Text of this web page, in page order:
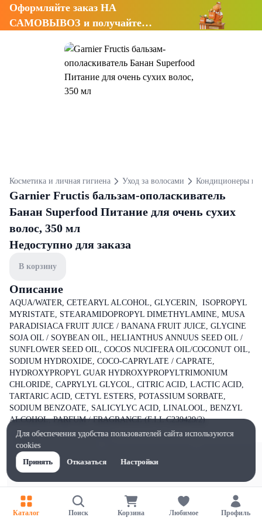
Оформляйте заказ НА
САМОВЫВОЗ и получайте
Косметика и личная гигиена Уход за волосами Кондиционеры и
Garnier Fructis бальзам-ополаскиватель
Банан Superfood Питание для очень сухих
волос, 350 мл
Недоступно для заказа
В корзину
Описание
AQUA/WATER, CETEARYL ALCOHOL, GLYCERIN, ISOPROPYL
MYRISTATE, STEARAMIDOPROPYL DIMETHYLAMINE, MUSA
PARADISIACA FRUIT JUICE / BANANA FRUIT JUICE, GLYCINE
SOJA OIL / SOYBEAN OIL, HELIANTHUS ANNUUS SEED OIL /
SUNFLOWER SEED OIL, COCOS NUCIFERA OIL/COCONUT OIL,
SODIUM HYDROXIDE, COCO-CAPRYLATE / CAPRATE,
HYDROXYPROPYL GUAR HYDROXYPROPYLTRIMONIUM
CHLORIDE, CAPRYLYL GLYCOL, CITRIC ACID, LACTIC ACID,
TARTARIC ACID, CETYL ESTERS, POTASSIUM SORBATE,
SODIUM BENZOATE, SALICYLYC ACID, LINALOOL, BENZYL
ALCOHOL, PARFUM / FRAGRANCE (F.I.L C239429/2)
Каталог Поиск Корзина Любимое Профиль
Для обеспечения удобства пользователей сайта используются
cookies
Принять
Отказаться Настройки